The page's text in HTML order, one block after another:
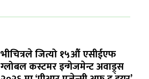
भीचित्रले जित्यो १५औं एसीईएफ
ग्लोबल कस्टमर इन्गेजमेन्ट अवाड्र्स